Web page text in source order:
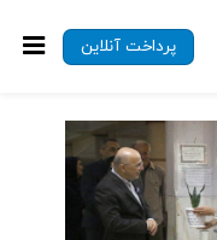
پرداخت آنلاین